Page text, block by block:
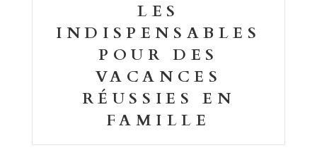
LES
INDISPENSABLES
POUR DES
VACANCES
RÉUSSIES EN
FAMILLE